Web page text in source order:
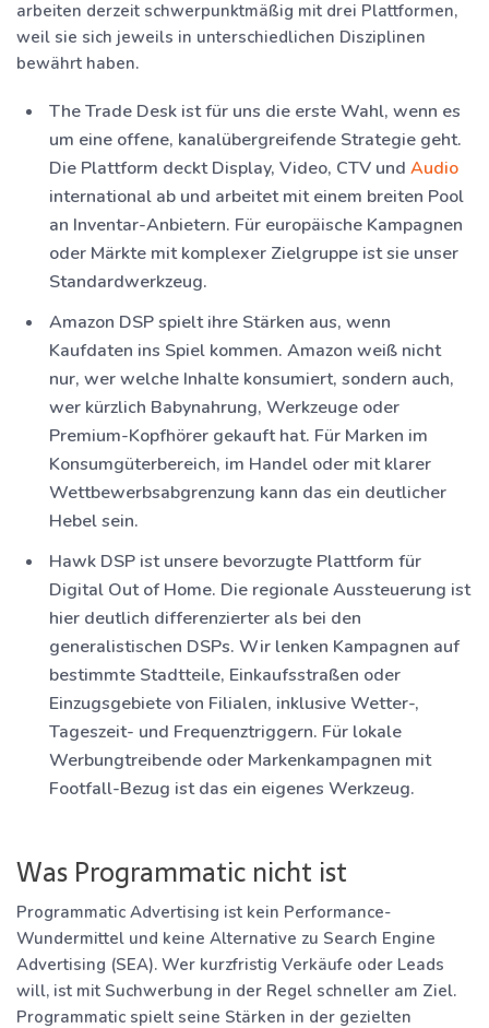
arbeiten derzeit schwerpunktmäßig mit drei Plattformen,
weil sie sich jeweils in unterschiedlichen Disziplinen
bewährt haben.
The Trade Desk ist für uns die erste Wahl, wenn es
um eine offene, kanalübergreifende Strategie geht.
Die Plattform deckt Display, Video, CTV undAudio
international ab und arbeitet mit einem breiten Pool
an Inventar-Anbietern. Für europäische Kampagnen
oder Märkte mit komplexer Zielgruppe ist sie unser
Standardwerkzeug.
Amazon DSPspielt ihre Stärken aus, wenn
Kaufdaten ins Spiel kommen. Amazon weiß nicht
nur, wer welche Inhalte konsumiert, sondern auch,
wer kürzlich Babynahrung, Werkzeuge oder
Premium-Kopfhörer gekauft hat. Für Marken im
Konsumgüterbereich, im Handel oder mit klarer
Wettbewerbsabgrenzung kann das ein deutlicher
Hebel sein.
Hawk DSP ist unsere bevorzugte Plattform für
Digital Out of Home. Die regionale Aussteuerung ist
hier deutlich differenzierter als bei den
generalistischen DSPs. Wir lenken Kampagnen auf
bestimmte Stadtteile, Einkaufsstraßen oder
Einzugsgebiete von Filialen, inklusive Wetter-,
Tageszeit- und Frequenztriggern. Für lokale
Werbungtreibende oder Markenkampagnen mit
Footfall-Bezug ist das ein eigenes Werkzeug.
Was Programmatic nicht ist
Programmatic Advertising ist kein Performance-
Wundermittel und keine Alternative zu Search Engine
Advertising (SEA). Wer kurzfristig Verkäufe oder Leads
will, ist mit Suchwerbung in der Regel schneller am Ziel.
Programmatic spielt seine Stärken in der gezielten